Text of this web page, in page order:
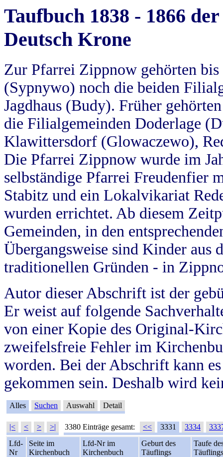
Taufbuch 1838 - 1866
Deutsch Krone
Zur Pfarrei Zippnow gehörten
(Sypnywo) noch die beiden
Jagdhaus (Budy). Früher
die Filialgemeinden Doderlage
Klawittersdorf (Glowaczewo),
Die Pfarrei Zippnow wurde im
selbständige Pfarrei Freudenfier
Stabitz und ein Lokalvikariat
wurden errichtet. Ab diesem
Gemeinden, in den
Übergangsweise sind Kinder aus
traditionellen Gründen - in
Autor dieser Abschrift ist der
Er weist auf folgende
von einer Kopie des Original-
zweifelsfreie Fehler im
worden. Bei der Abschrift kann
gekommen sein. Deshalb wird
Alles Suchen Auswahl Detail
|< < > >| 3380 Einträge gesamt: << 3331 3334
Lfd-
Nr
Seite im
Kirchenbuch
Lfd-Nr im
Kirchenbuch
Geburt des
Täuflings
Taufe
Täuflings